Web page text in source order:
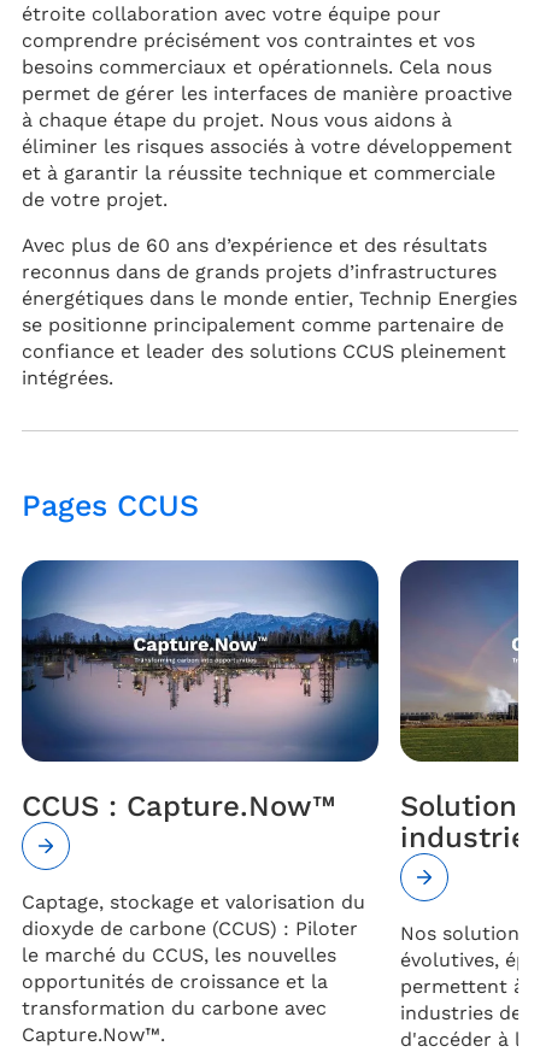
étroite collaboration avec votre équipe pour
comprendre précisément vos contraintes et vos
besoins commerciaux et opérationnels. Cela nous
permet de gérer les interfaces de manière proactive
à chaque étape du projet. Nous vous aidons à
éliminer les risques associés à votre développement
et à garantir la réussite technique et commerciale
de votre projet.
Avec plus de 60 ans d’expérience et des résultats
reconnus dans de grands projets d’infrastructures
énergétiques dans le monde entier, Technip Energies
se positionne principalement comme partenaire de
confiance et leader des solutions CCUS pleinement
intégrées.
Pages CCUS
CCUS : Capture.Now™
Captage, stockage et valorisation du
dioxyde de carbone (CCUS) : Piloter
le marché du CCUS, les nouvelles
opportunités de croissance et la
transformation du carbone avec
Capture.Now™.
Solutions
industrie​
Nos solutions
évolutives,
permettent à
industries de
d'accéder à la